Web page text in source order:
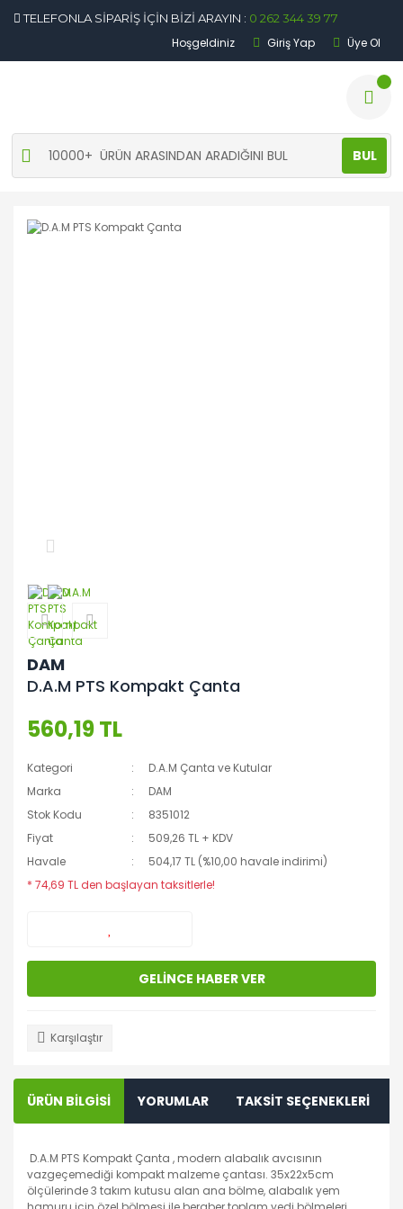
TELEFONLA SİPARİŞ İÇİN BİZİ ARAYIN : 0 262 344 39 77
Hoşgeldiniz Giriş Yap Üye Ol
BUL
DAM
D.A.M PTS Kompakt Çanta
560,19 TL
Kategori
D.A.M Çanta ve Kutular
Marka
DAM
Stok Kodu
8351012
Fiyat
509,26 TL + KDV
Havale
504,17 TL (%10,00 havale indirimi)
* 74,69 TL den başlayan taksitlerle!
GELİNCE HABER VER
Karşılaştır
ÜRÜN BİLGİSİ YORUMLAR TAKSİT SEÇENEKLERİ
D.A.M PTS Kompakt Çanta , modern alabalık avcısının
vazgeçemediği kompakt malzeme çantası. 35x22x5cm
ölçülerinde 3 takım kutusu alan ana bölme, alabalık yem